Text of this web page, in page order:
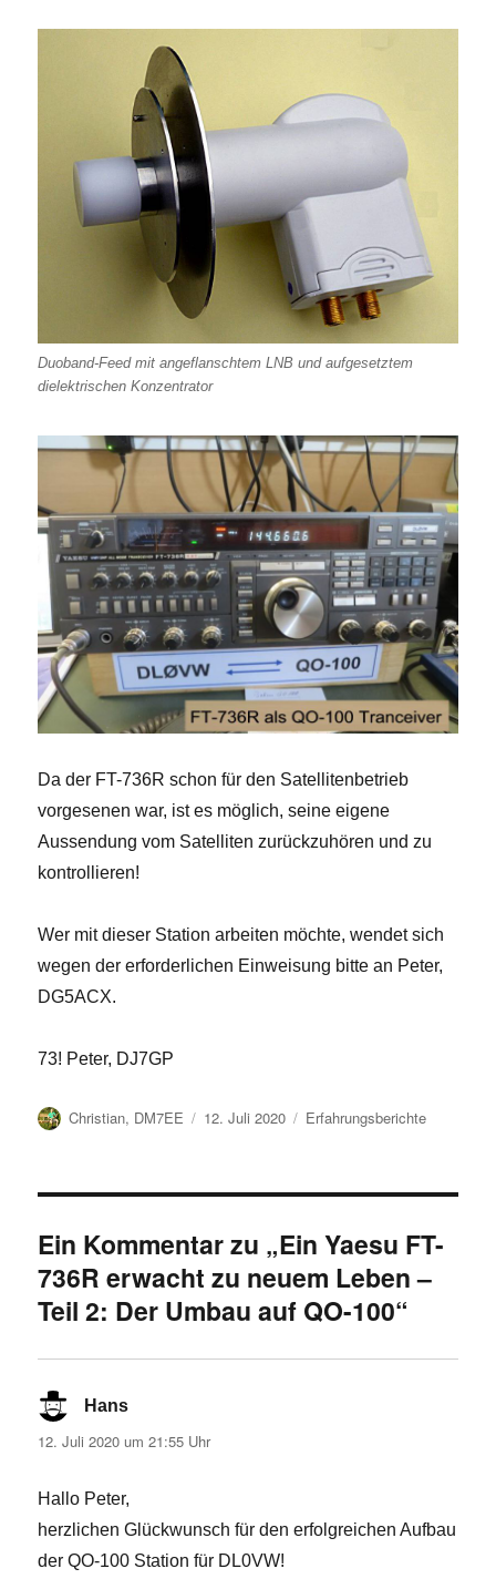
Duoband-Feed mit angeflanschtem LNB und aufgesetztem
dielektrischen Konzentrator
Da der FT-736R schon für den Satellitenbetrieb
vorgesenen war, ist es möglich, seine eigene
Aussendung vom Satelliten zurückzuhören und zu
kontrollieren!
Wer mit dieser Station arbeiten möchte, wendet sich
wegen der erforderlichen Einweisung bitte an Peter,
DG5ACX.
73! Peter, DJ7GP
Autor
Christian, DM7EE
Veröffentlicht
12. Juli 2020 Kategorien
Erfahrungsberichte
Ein Kommentar zu „Ein Yaesu FT-
736R erwacht zu neuem Leben –
Teil 2: Der Umbau auf QO-100“
Hans
12. Juli 2020 um 21:55 Uhr
Hallo Peter,
herzlichen Glückwunsch für den erfolgreichen Aufbau
der QO-100 Station für DL0VW!